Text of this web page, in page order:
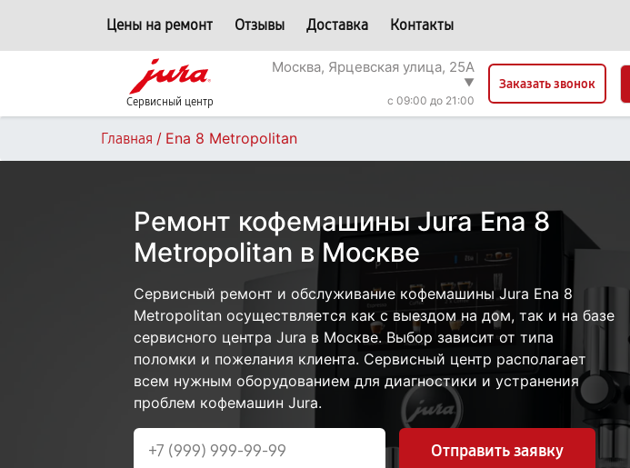
Цены на ремонт Отзывы Доставка Контакты
Сервисный центр
Москва, Ярцевская улица, 25А
▼
c 09:00 до 21:00
Заказать звонок
Главная / Ena 8 Metropolitan
Ремонт кофемашины Jura Ena 8
Metropolitan в Москве
Сервисный ремонт и обслуживание кофемашины Jura Ena 8
Metropolitan осуществляется как с выездом на дом, так и на базе
сервисного центра Jura в Москве. Выбор зависит от типа
поломки и пожелания клиента. Сервисный центр располагает
всем нужным оборудованием для диагностики и устранения
проблем кофемашин Jura.
Отправить заявку